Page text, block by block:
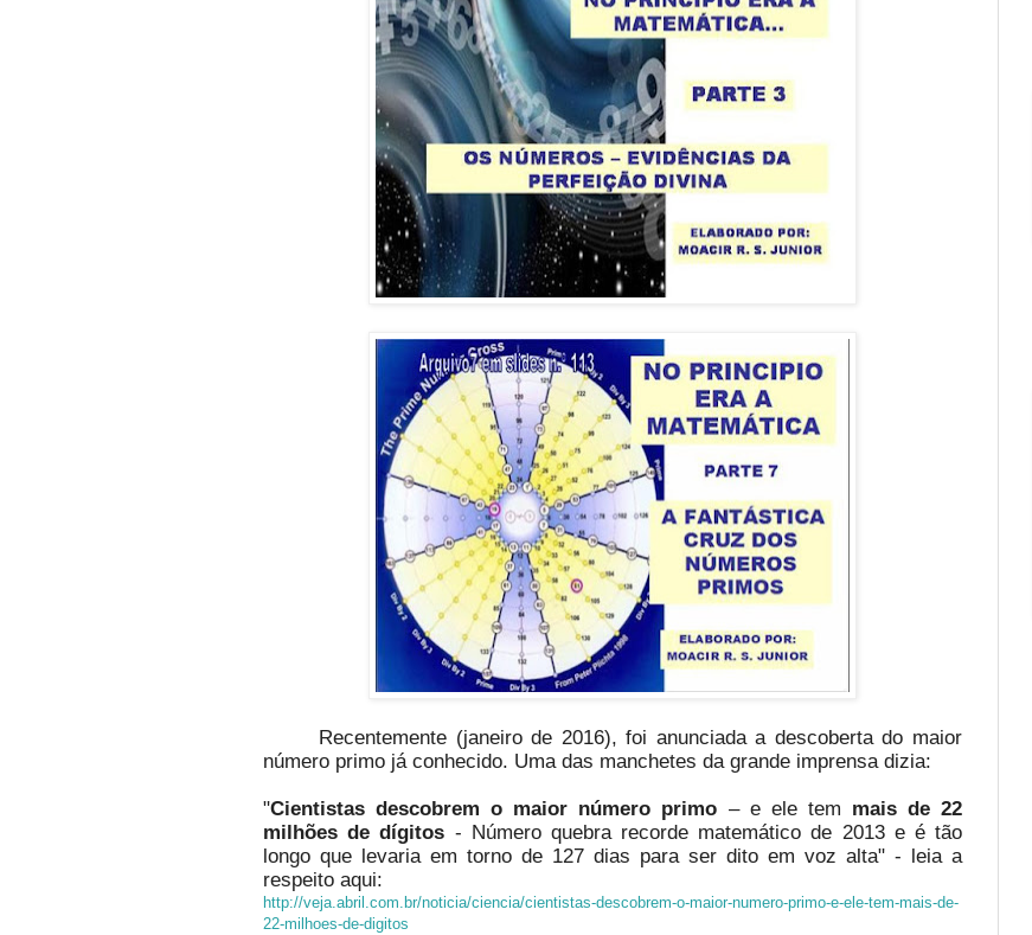
Recentemente (janeiro de 2016), foi anunciada a descoberta do maior
número primo já conhecido. Uma das manchetes da grande imprensa dizia:
"Cientistas descobrem o maior número primo – e ele tem mais de 22
milhões de dígitos - Número quebra recorde matemático de 2013 e é tão
longo que levaria em torno de 127 dias para ser dito em voz alta" - leia a
respeito aqui:
http://veja.abril.com.br/noticia/ciencia/cientistas-descobrem-o-maior-numero-primo-e-ele-tem-mais-de-
22-milhoes-de-digitos